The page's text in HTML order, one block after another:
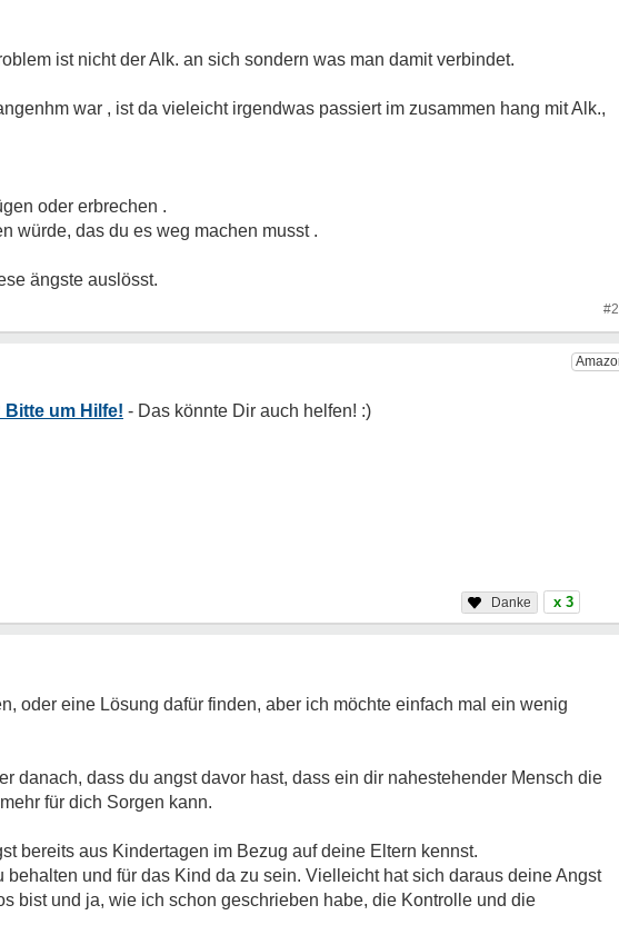
ist nicht der Alk. an sich sondern was man damit verbindet.
war , ist da vieleicht irgendwas passiert im zusammen hang mit Alk.,
oder erbrechen .
würde, das du es weg machen musst .
ängste auslösst.
#2
um Hilfe!
x 3
oder eine Lösung dafür finden, aber ich möchte einfach mal ein wenig
danach, dass du angst davor hast, dass ein dir nahestehender Mensch die
für dich Sorgen kann.
bereits aus Kindertagen im Bezug auf deine Eltern kennst.
und für das Kind da zu sein. Vielleicht hat sich daraus deine Angst
bist und ja, wie ich schon geschrieben habe, die Kontrolle und die